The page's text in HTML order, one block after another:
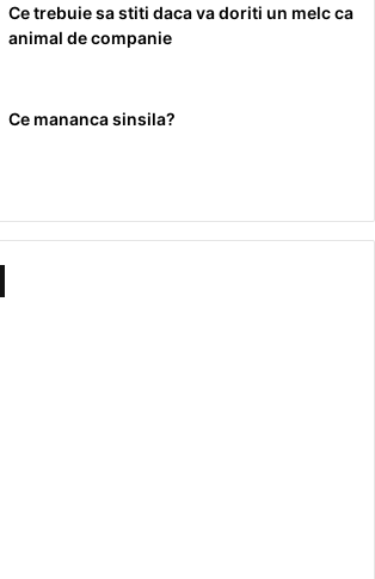
Ce trebuie sa stiti daca va doriti un melc ca
animal de companie
Ce mananca sinsila?